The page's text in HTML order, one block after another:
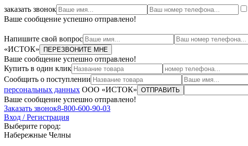
заказать звонок
Ваше сообщение успешно отправлено!
Напишите свой вопрос
«ИСТОК»
ПЕРЕЗВОНИТЕ МНЕ
Ваше сообщение успешно отправлено!
Купить в один клик
Сообщить о поступлении
персональных данных ООО «ИСТОК» ОТПРАВИТЬ
Ваше сообщение успешно отправлено!
Заказать звонок8-800-600-90-03
Вход / Регистрация
Выберите город:
Набережные Челны